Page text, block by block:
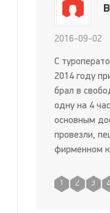
2016-09-02
С
2014 году
брал в
одну на 4
основным
провезли,
фирменном
монахи
а вторая -
1 2 3